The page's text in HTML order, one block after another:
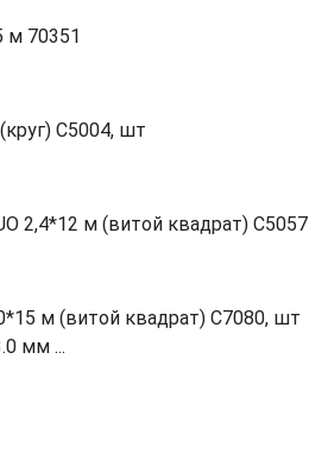
м 70351
C5004, шт
2,4*12 м (витой квадрат) C5057
м (витой квадрат) C7080, шт
мм ...